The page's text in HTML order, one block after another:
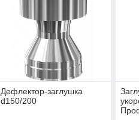
Дефлектор-заглушка
d150/200